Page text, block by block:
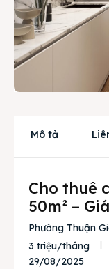
Dự án
Mua bán
Liên hệ
Mô tả
Cho thuê
50m² –
Phường Thuận
3 triệu/tháng
29/08/2025